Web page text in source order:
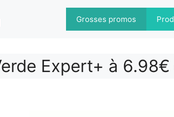
Grosses promos
Expert+ à